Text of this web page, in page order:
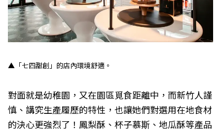
▲「七四甜創」的店內環境舒適。
對面就是幼稚園，又在園區覓食距離中，而新竹人謹
慎、講究生產履歷的特性，也讓她們對選用在地食材
的決心更強烈了！鳳梨酥、杯子慕斯、地瓜酥等產品